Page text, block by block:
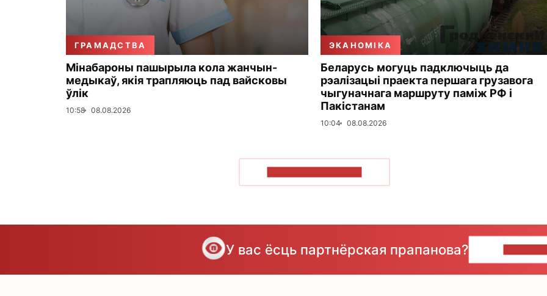
ГРАМАДСТВА
Мінабароны пашырыла кола жанчын-
медыкаў, якія трапляюць пад вайсковы
ўлік
10:58 08.08.2026
ЭКАНОМІКА
Беларусь могуць падключыць да
рэалізацыі праекта першага грузавога
чыгуначнага маршруту паміж РФ і
Пакістанам
10:04 08.08.2026
У вас ёсць партнёрская прапанова?